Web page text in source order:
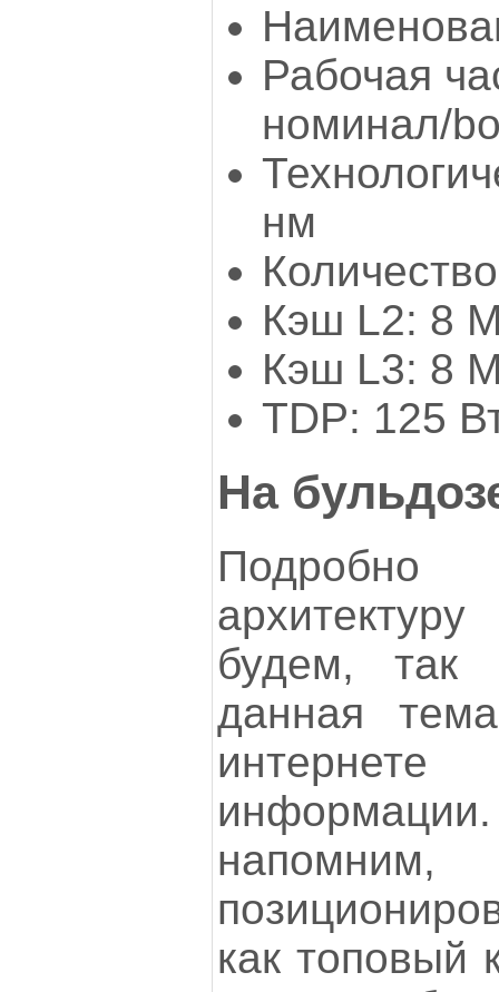
Рабочая
номинал/
нм
Кэш L2: 8
Кэш L3: 8
TDP: 125
На
будем,
данная
как топовый